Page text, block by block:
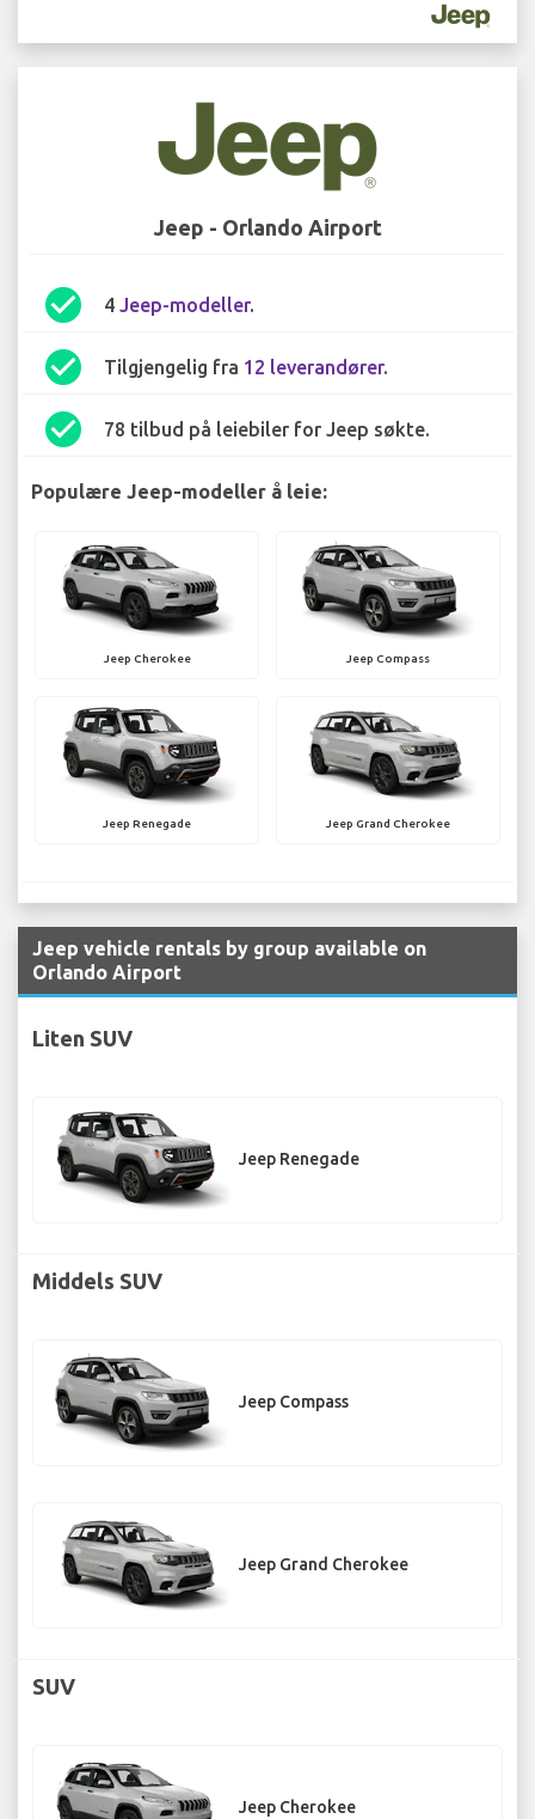
Jeep - Orlando Airport
check_circle 4 Jeep-modeller.
check_circle Tilgjengelig fra 12 leverandører.
check_circle 78 tilbud på leiebiler for Jeep søkte.
Populære Jeep-modeller å leie:
Jeep Cherokee Jeep Compass
Jeep Renegade Jeep Grand Cherokee
Jeep vehicle rentals by group available on
Orlando Airport
Liten SUV
Jeep Renegade
Middels SUV
Jeep Compass
Jeep Grand Cherokee
SUV
Jeep Cherokee